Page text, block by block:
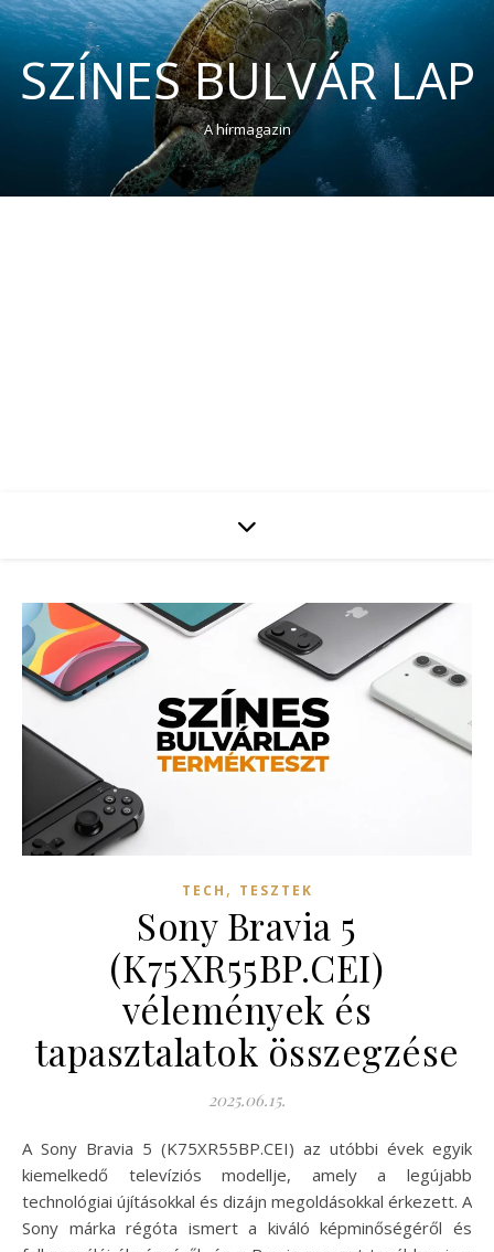
SZÍNES BULVÁR LAP
A hírmagazin
TECH , TESZTEK
Sony Bravia 5
(K75XR55BP.CEI)
vélemények és
tapasztalatok összegzése
2025.06.15.
A Sony Bravia 5 (K75XR55BP.CEI) az utóbbi évek egyik
kiemelkedő televíziós modellje, amely a legújabb
technológiai újításokkal és dizájn megoldásokkal érkezett. A
Sony márka régóta ismert a kiváló képminőségéről és